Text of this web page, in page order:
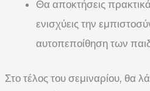
Θα αποκτήσεις
ενισχύεις την
αυτοπεποίθηση των
Στο τέλος του σεμιναρίου, θα